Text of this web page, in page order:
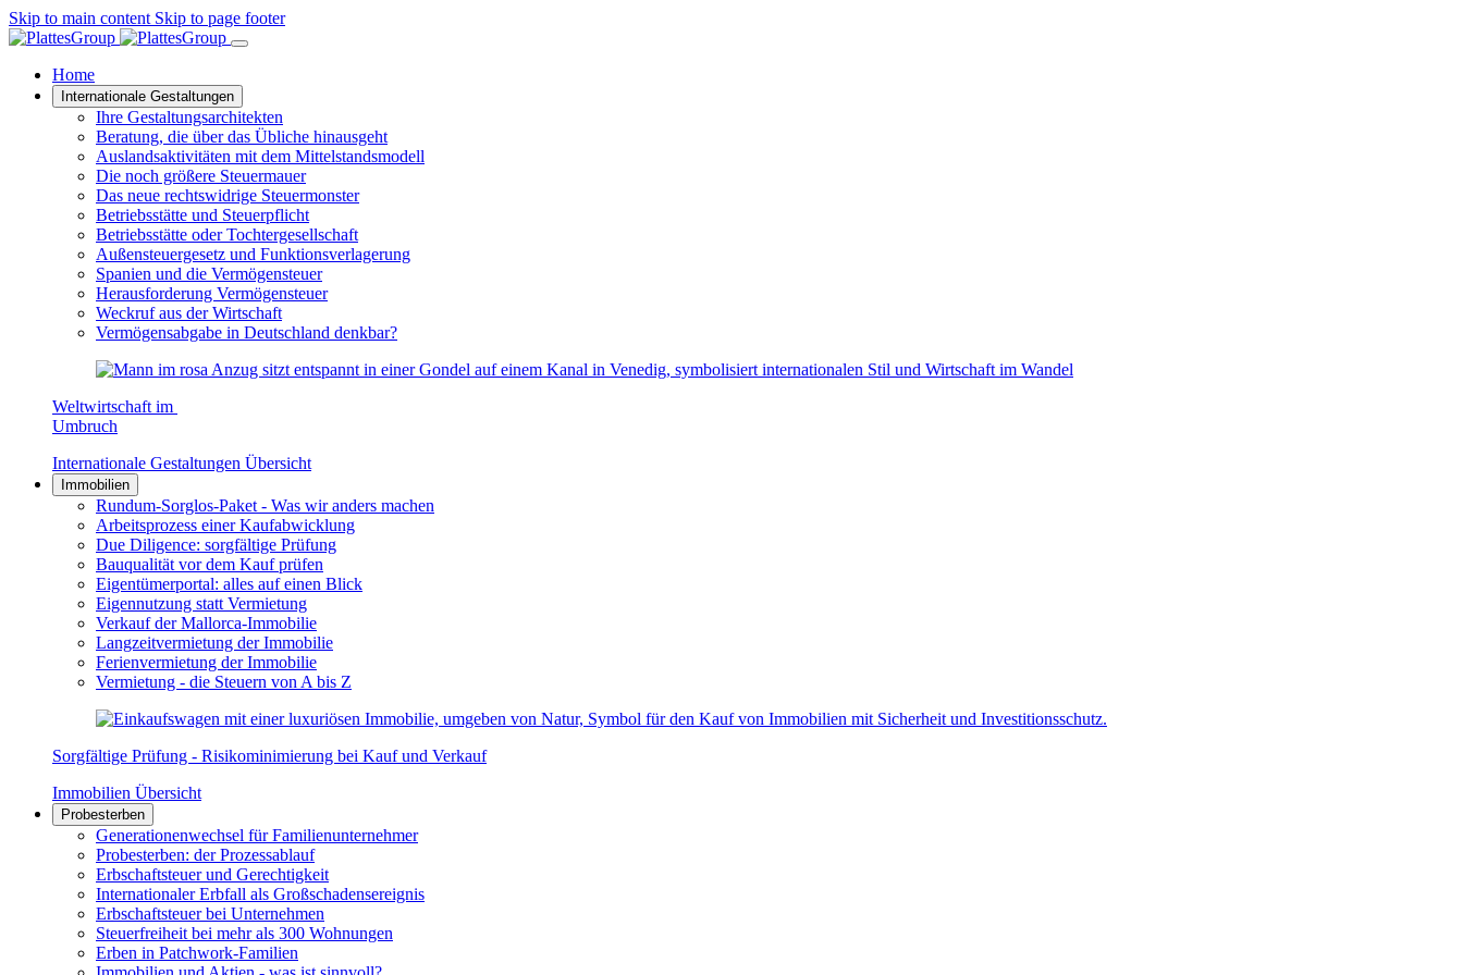
Skip to main content Skip to page footer
Home
Internationale Gestaltungen
Ihre Gestaltungsarchitekten
Beratung, die über das Übliche hinausgeht
Auslandsaktivitäten mit dem Mittelstandsmodell
Die noch größere Steuermauer
Das neue rechtswidrige Steuermonster
Betriebsstätte und Steuerpflicht
Betriebsstätte oder Tochtergesellschaft
Außensteuergesetz und Funktionsverlagerung
Spanien und die Vermögensteuer
Herausforderung Vermögensteuer
Weckruf aus der Wirtschaft
Vermögensabgabe in Deutschland denkbar?
Weltwirtschaft im
Umbruch
Internationale Gestaltungen Übersicht
Immobilien
Rundum-Sorglos-Paket - Was wir anders machen
Arbeitsprozess einer Kaufabwicklung
Due Diligence: sorgfältige Prüfung
Bauqualität vor dem Kauf prüfen
Eigentümerportal: alles auf einen Blick
Eigennutzung statt Vermietung
Verkauf der Mallorca-Immobilie
Langzeitvermietung der Immobilie
Ferienvermietung der Immobilie
Vermietung - die Steuern von A bis Z
Sorgfältige Prüfung - Risikominimierung bei Kauf und Verkauf
Immobilien Übersicht
Probesterben
Generationenwechsel für Familienunternehmer
Probesterben: der Prozessablauf
Erbschaftsteuer und Gerechtigkeit
Internationaler Erbfall als Großschadensereignis
Erbschaftsteuer bei Unternehmen
Steuerfreiheit bei mehr als 300 Wohnungen
Erben in Patchwork-Familien